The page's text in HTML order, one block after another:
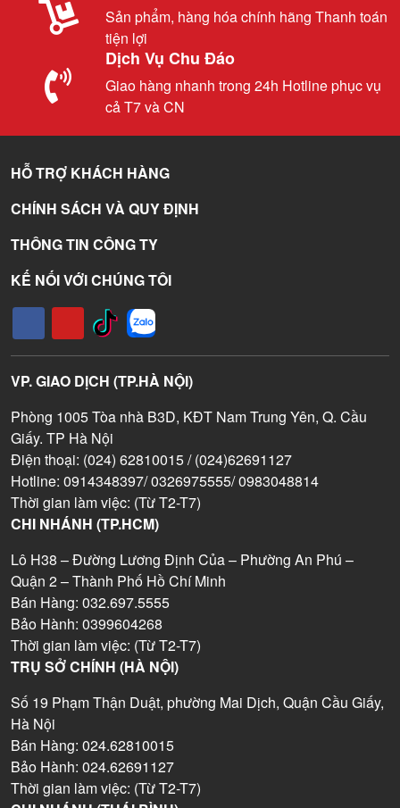
Sản phẩm, hàng hóa chính hãng Thanh toán
tiện lợi
Dịch Vụ Chu Đáo
Giao hàng nhanh trong 24h Hotline phục vụ
cả T7 và CN
HỖ TRỢ KHÁCH HÀNG
CHÍNH SÁCH VÀ QUY ĐỊNH
THÔNG TIN CÔNG TY
KẾ NỐI VỚI CHÚNG TÔI
VP. GIAO DỊCH (TP.HÀ NỘI)
Phòng 1005 Tòa nhà B3D, KĐT Nam Trung Yên, Q. Cầu
Giấy. TP Hà Nội
Điện thoại: (024) 62810015 / (024)62691127
Hotline: 0914348397/ 0326975555/ 0983048814
Thời gian làm việc: (Từ T2-T7)
CHI NHÁNH (TP.HCM)
Lô H38 – Đường Lương Định Của – Phường An Phú –
Quận 2 – Thành Phố Hồ Chí Minh
Bán Hàng: 032.697.5555
Bảo Hành: 0399604268
Thời gian làm việc: (Từ T2-T7)
TRỤ SỞ CHÍNH (HÀ NỘI)
Số 19 Phạm Thận Duật, phường Mai Dịch, Quận Cầu Giấy,
Hà Nội
Bán Hàng: 024.62810015
Bảo Hành: 024.62691127
Thời gian làm việc: (Từ T2-T7)